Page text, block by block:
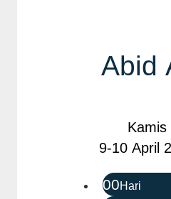
Abid
Kamis
9-10 April
00Hari